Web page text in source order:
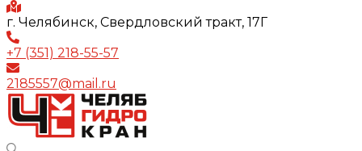
г. Челябинск, Свердловский тракт, 17Г
+7 (351) 218-55-57
2185557@mail.ru